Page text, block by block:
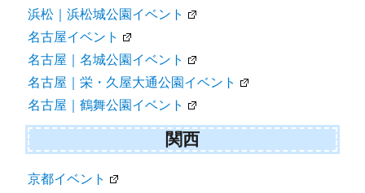
浜松｜浜松城公園イベント
名古屋イベント
名古屋｜名城公園イベント
名古屋｜栄・久屋大通公園イベント
名古屋｜鶴舞公園イベント
関西
京都イベント